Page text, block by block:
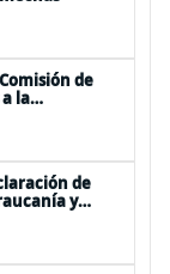
de
la
de
y
a